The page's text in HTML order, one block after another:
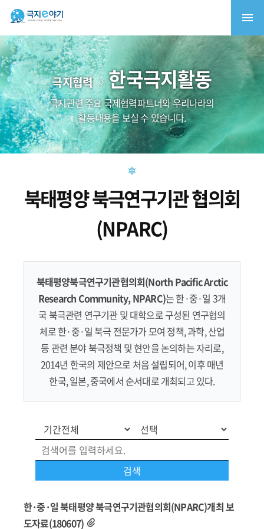
극지협력 한국극지활동
극지관련 주요 국제협력파트너와 우리나라의
활동내용을 보실 수 있습니다.
북태평양 북극연구기관 협의회
(NPARC)
북태평양북극연구기관협의회(North Pacific Arctic
Research Community, NPARC)는 한·중·일 3개
국 북극관련 연구기관 및 대학으로 구성된 연구협의
체로 한·중·일 북극 전문가가 모여 정책, 과학, 산업
등 관련 분야 북극정책 및 현안을 논의하는 자리로,
2014년 한국의 제안으로 처음 설립되어, 이후 매년
한국, 일본, 중국에서 순서대로 개최되고 있다.
한·중·일 북태평양 북극연구기관협의회(NPARC)개최 보
도자료(180607)